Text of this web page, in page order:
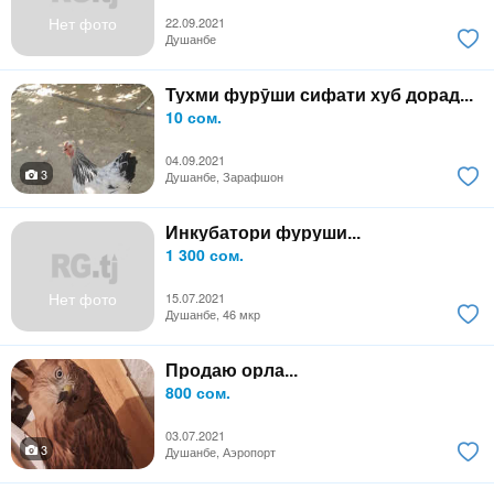
Нет фото
22.09.2021
Душанбе
Тухми фурӯши сифати хуб дорад...
10 сом.
04.09.2021
3
Душанбе, Зарафшон
Нет фото
Инкубатори фуруши...
1 300 сом.
15.07.2021
Душанбе, 46 мкр
Продаю орла...
800 сом.
03.07.2021
3
Душанбе, Аэропорт